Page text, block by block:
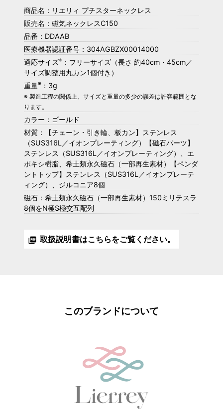
カラー：ゴールド
サイズ：M
商品名：リエリィ プチスターネックレス
販売名：磁気ネックレスC150
品番：DDAAB
医療機器認証番号：304AGBZX00014000
適応サイズ※：フリーサイズ（長さ 約40cm・45cm／
サイズ調整用丸カン1個付き）
重量※：3g
※ 製造工程の関係上、サイズと重量の多少の誤差は許容範囲とな
ります。
カラー：ゴールド
材質：【チェーン・引き輪、板カン】ステンレス
（SUS316L／イオンプレーティング）【磁石パーツ】
ステンレス（SUS316L／イオンプレーティング）、エ
ポキシ樹脂、希土類永久磁石（一部再生素材）【ペンダ
ントトップ】ステンレス（SUS316L／イオンプレーテ
ィング）、ジルコニア8個
磁石：希土類永久磁石（一部再生素材）150ミリテスラ
8個をN極S極交互配列
picture_as_pdf 取扱説明書はこちらをご覧ください。
このブランドについて